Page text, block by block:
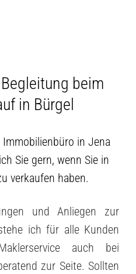
beim
in Bürgel
in Jena
Sie gern, wenn Sie in
verkaufen haben.
und Anliegen zur
ich für alle Kunden
auch bei
zur Seite. Sollten